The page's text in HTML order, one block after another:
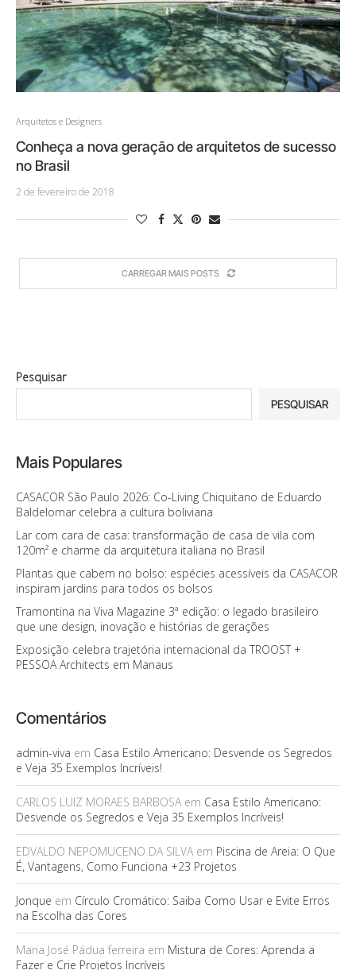
Arquitetos e Designers
Conheça a nova geração de arquitetos de sucesso
no Brasil
2 de fevereiro de 2018
CARREGAR MAIS POSTS
Pesquisar
PESQUISAR
Mais Populares
CASACOR São Paulo 2026: Co-Living Chiquitano de Eduardo
Baldelomar celebra a cultura boliviana
Lar com cara de casa: transformação de casa de vila com
120m² e charme da arquitetura italiana no Brasil
Plantas que cabem no bolso: espécies acessíveis da CASACOR
inspiram jardins para todos os bolsos
Tramontina na Viva Magazine 3ª edição: o legado brasileiro
que une design, inovação e histórias de gerações
Exposição celebra trajetória internacional da TROOST +
PESSOA Architects em Manaus
Comentários
admin-viva em Casa Estilo Americano: Desvende os Segredos
e Veja 35 Exemplos Incríveis!
CARLOS LUIZ MORAES BARBOSAem Casa Estilo Americano:
Desvende os Segredos e Veja 35 Exemplos Incríveis!
EDVALDO NEPOMUCENO DA SILVAem Piscina de Areia: O Que
É, Vantagens, Como Funciona +23 Projetos
Jonque em Círculo Cromático: Saiba Como Usar e Evite Erros
na Escolha das Cores
Maria José Pádua ferreira em Mistura de Cores: Aprenda a
Fazer e Crie Projetos Incríveis